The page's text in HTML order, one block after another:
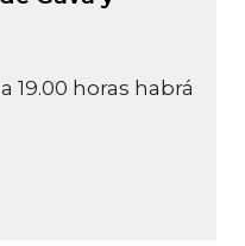
19.00 horas habrá